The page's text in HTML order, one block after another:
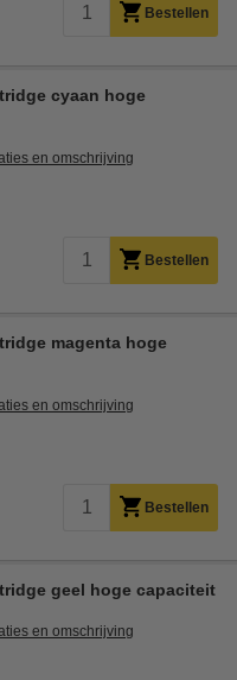
Bestellen
cyaan hoge
en omschrijving
Bestellen
magenta hoge
en omschrijving
Bestellen
geel hoge capaciteit
en omschrijving